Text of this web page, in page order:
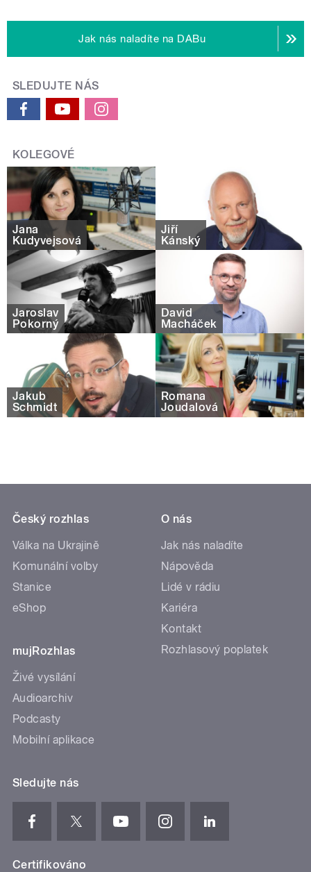
Jak nás naladíte na DABu
SLEDUJTE NÁS
KOLEGOVÉ
Jana
Kudyvejsová
Jiří
Kánský
Jaroslav
Pokorný
David
Macháček
Jakub
Schmidt
Romana
Joudalová
Český rozhlas
Válka na Ukrajině
Komunální volby
Stanice
eShop
mujRozhlas
Živé vysílání
Audioarchiv
Podcasty
Mobilní aplikace
O nás
Jak nás naladíte
Nápověda
Lidé v rádiu
Kariéra
Kontakt
Rozhlasový poplatek
Sledujte nás
Certifikováno